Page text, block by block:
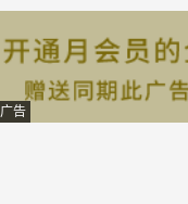
广告